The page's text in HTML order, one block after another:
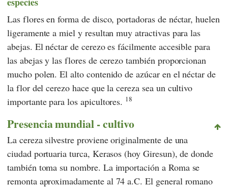
Las flores en forma de disco, portadoras de néctar, huelen
ligeramente a miel y resultan muy atractivas para las
abejas. El néctar de cerezo es fácilmente accesible para
las abejas y las flores de cerezo también proporcionan
mucho polen. El alto contenido de azúcar en el néctar de
la flor del cerezo hace que la cereza sea un cultivo
importante para los apicultores. 18
Presencia mundial - cultivo
La cereza silvestre proviene originalmente de una
ciudad portuaria turca, Kerasos (hoy Giresun), de donde
también toma su nombre. La importación a Roma se
remonta aproximadamente al 74 a.C. El general romano